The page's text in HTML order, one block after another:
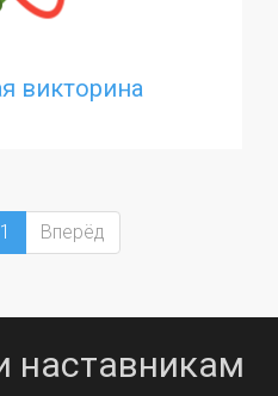
викторина
1 Вперёд
наставникам